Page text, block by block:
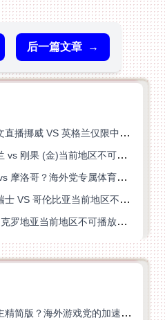
后一篇文章 →
别慌！在国外看世界杯中文直播挪威 VS 英格兰仅限中国大陆？这篇指南帮你搞定
在海外看世界杯直播英格兰 vs 刚果 (金)当前地区不可播放？这篇指南帮你突破所有限制
在国外如何看世界杯巴西 vs 摩洛哥？海外党专属体育观赛指南来了
在国外看世界杯中文直播瑞士 VS 哥伦比亚当前地区不可播放？这篇指南帮你搞定
在国外看世界杯巴拿马 vs 克罗地亚当前地区不可播放？这篇指南帮你轻松解决海外体育直播难题
巴西怎么玩边锋四人斗地主精简版？海外游戏党的加速器终极选择